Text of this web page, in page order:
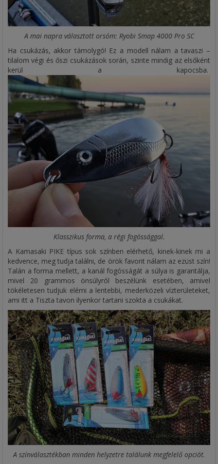
A mai napra választott orsóm: Ryobi Smap 4000 Pro SC
Ha csukázás, akkor támolygó! Ez a modell nálam a tavaszi –
tilalom végi és őszi csukázások során, szinte mindig az elsőként
kerül a kapocsba.
Klasszikus forma, a régi fogóssággal.
A Kamasaki PIKE típus sok színben elérhető, kinek-kinek mi a
kedvence, meg tudja találni, de örök favorit nálam az ezüst szín!
Talán a forma mellett, a kanál fogósságát a súlya is garantálja,
mivel 20 grammos önsúlyról beszélünk esetében, amivel
tökéletesen tudjuk elérni a lentebbi, mederközeli vízterületeket,
ami itt a Tiszta tavon ilyenkor tartani szokta a csukákat.
A színválasztékban minden helyzetre találunk megfelelő opciót.